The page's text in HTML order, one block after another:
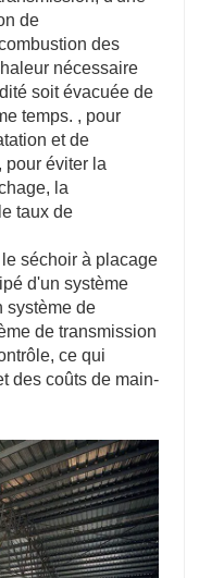
de
des
nécessaire
soit évacuée de
temps. , pour
et de
pour éviter la
la
taux de
séchoir à placage
d'un système
système de
de transmission
ce qui
des coûts de main-